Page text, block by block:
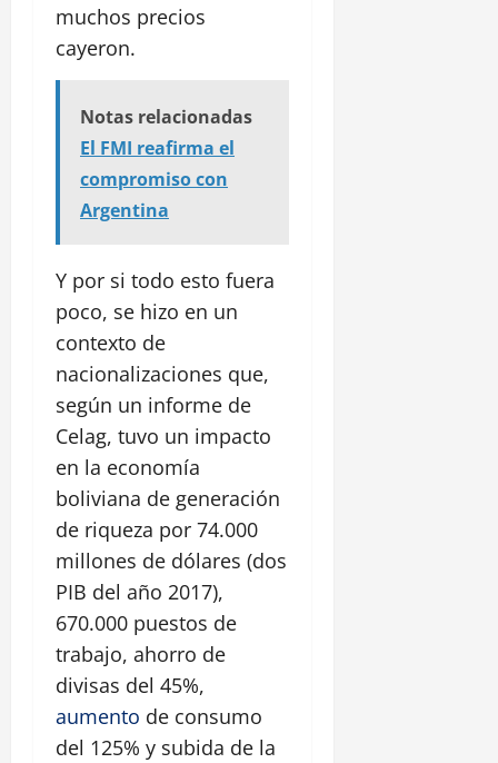
muchos precios
cayeron.
Notas relacionadas
El FMI reafirma el
compromiso con
Argentina
Y por si todo esto fuera
poco, se hizo en un
contexto de
nacionalizaciones que,
según un informe de
Celag, tuvo un impacto
en la economía
boliviana de generación
de riqueza por 74.000
millones de dólares (dos
PIB del año 2017),
670.000 puestos de
trabajo, ahorro de
divisas del 45%,
aumento de consumo
del 125% y subida de la